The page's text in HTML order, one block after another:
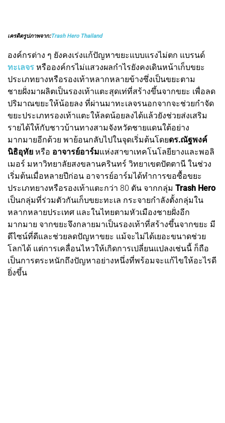
เครดิตรูปภาพจาก:Trash Hero Thailand
องค์กรต่าง ๆ ยังคงเร่งแก้ปัญหาขยะแบบแรงไม่ตก แบรนด์
ทะเลจร หรือองค์กรไม่แสวงผลกำไรยังคงเดินหน้าเก็บขยะ
ประเภทยางหรือรองเท้าหลากหลายข้างซึ่งเป็นขยะตาม
ชายฝั่งมาผลิตเป็นรองเท้าแตะสุดเท่ที่สร้างขึ้นจากขยะ เพื่อลด
ปริมาณขยะให้น้อยลง ที่ผ่านมาทะเลจรนอกจากจะช่วยกำจัด
ขยะประเภทรองเท้าแตะให้ลดน้อยลงได้แล้วยังช่วยส่งเสริม
รายได้ให้กับชาวบ้านทางสามจังหวัดชายแดนใต้อย่าง
มากมายอีกด้วย พาย้อนกลับไปในจุดเริ่มต้นโดยดร.ณัฐพงค์
นิธิอุทัย หรือ อาจารย์อาร์มแห่งสาขาเทคโนโลยียางและพอลิ
เมอร์ มหาวิทยาลัยสงขลานครินทร์ วิทยาเขตปัตตานี ในช่วง
เริ่มต้นเมื่อหลายปีก่อน อาจารย์อาร์มได้ทำการขอซื้อขยะ
ประเภทยางหรือรองเท้าแตะกว่า 80 ตัน จากกลุ่ม Trash Hero
เป็นกลุ่มที่ร่วมตัวกันเก็บขยะทะเล กระจายกำลังตั้งกลุ่มใน
หลากหลายประเทศ และในไทยตามหัวเมืองชายฝั่งอีก
มากมาย จากขยะจึงกลายมาเป็นรองเท้าที่สร้างขึ้นจากขยะ มี
ดีไซน์ที่ดีและช่วยลดปัญหาขยะ แม้จะไม่ได้เยอะขนาดช่วย
โลกได้ แต่การเคลื่อนไหวให้เกิดการเปลี่ยนแปลงเช่นนี้ ก็ถือ
เป็นการตระหนักถึงปัญหาอย่างหนึ่งที่พร้อมจะแก้ไขให้อะไรดี
ยิ่งขึ้น